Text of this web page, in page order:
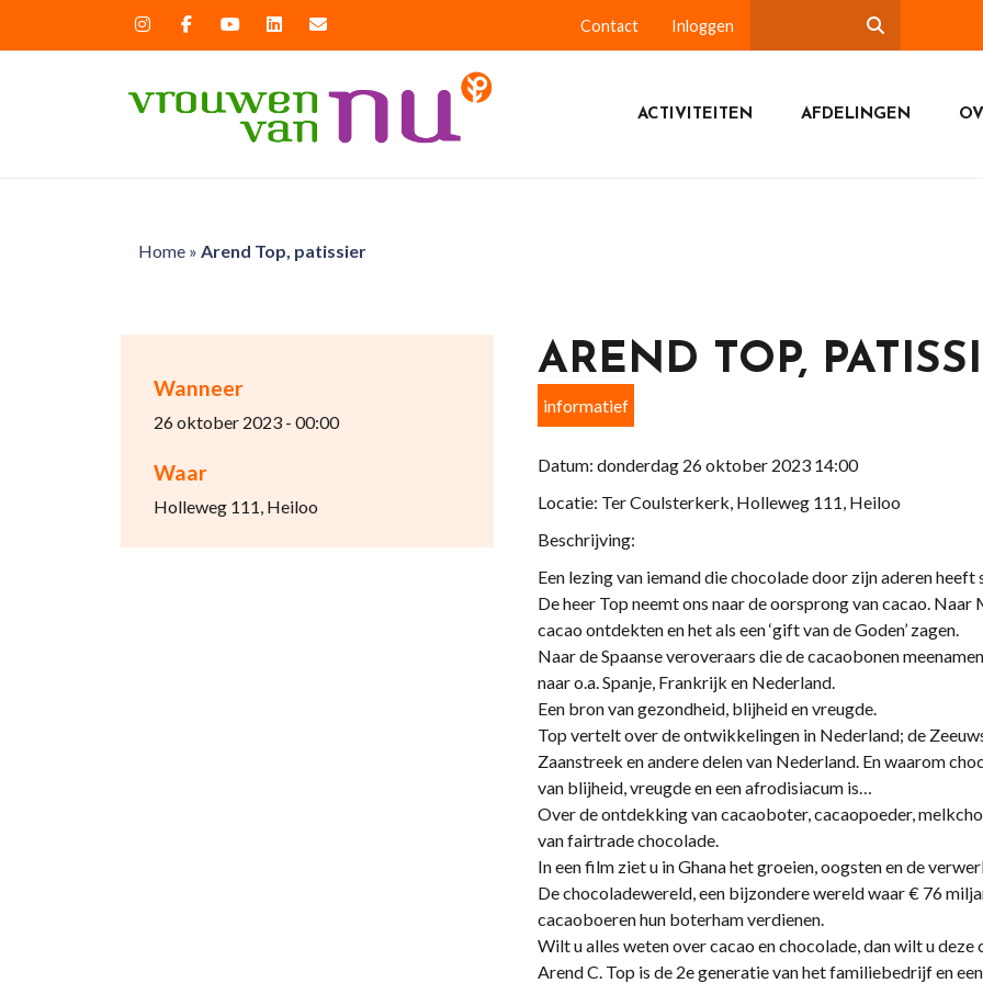
Contact Inloggen
ACTIVITEITEN AFDELINGEN
Home» Arend Top, patissier
Wanneer
26 oktober 2023 - 00:00
Waar
Holleweg 111, Heiloo
AREND TOP,
informatief
Datum: donderdag 26 oktober 2023 14:00
Locatie: Ter Coulsterkerk, Holleweg 111, Heiloo
Beschrijving:
Een lezing van iemand die chocolade door zijn aderen heeft
De heer Top neemt ons naar de oorsprong van cacao.
cacao ontdekten en het als een ‘gift van de Goden’ zagen.
Naar de Spaanse veroveraars die de cacaobonen
naar o.a. Spanje, Frankrijk en Nederland.
Een bron van gezondheid, blijheid en vreugde.
Top vertelt over de ontwikkelingen in Nederland; de
Zaanstreek en andere delen van Nederland. En waarom
van blijheid, vreugde en een afrodisiacum is…
Over de ontdekking van cacaoboter, cacaopoeder,
van fairtrade chocolade.
In een film ziet u in Ghana het groeien, oogsten en de
De chocoladewereld, een bijzondere wereld waar € 76
cacaoboeren hun boterham verdienen.
Wilt u alles weten over cacao en chocolade, dan wilt u deze
Arend C. Top is de 2e generatie van het familiebedrijf en